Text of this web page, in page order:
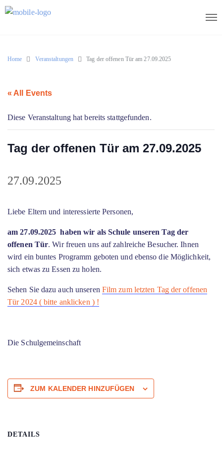
Home Veranstaltungen Tag der offenen Tür am 27.09.2025
« All Events
Diese Veranstaltung hat bereits stattgefunden.
Tag der offenen Tür am 27.09.2025
27.09.2025
Liebe Eltern und interessierte Personen,
am 27.09.2025 haben wir als Schule unseren Tag der
offenen Tür. Wir freuen uns auf zahlreiche Besucher. Ihnen
wird ein buntes Programm geboten und ebenso die Möglichkeit,
sich etwas zu Essen zu holen.
Sehen Sie dazu auch unseren Film zum letzten Tag der offenen
Tür 2024 ( bitte anklicken ) !
Die Schulgemeinschaft
ZUM KALENDER HINZUFÜGEN
DETAILS